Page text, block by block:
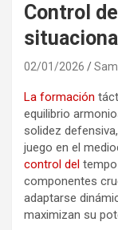
Control
situacional
02/01/2026
La formación
equilibrio
solidez
juego en el
control del
componentes
adaptarse
maximizan su